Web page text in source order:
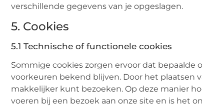
verschillende gegevens van je opgeslagen.
5. Cookies
5.1 Technische of functionele cookies
Sommige cookies zorgen ervoor dat
voorkeuren bekend blijven. Door het plaatsen
makkelijker kunt bezoeken. Op deze manier
voeren bij een bezoek aan onze site en is het